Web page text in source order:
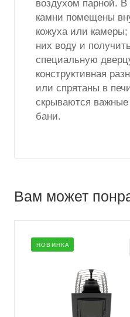
воздухом парной. В
камни помещены
кожуха или
них воду и
специальную
конструктивная
или спрятаны в
скрываются
бани.
Вам может
НОВИНКА